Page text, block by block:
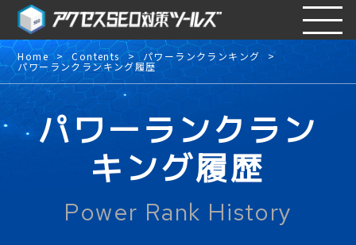
Home Contents パワーランクランキング
パワーランクランキング履歴
パワーランクラン
キング履歴
Power Rank History